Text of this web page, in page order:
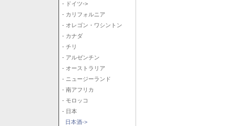
- ドイツ->
- カリフォルニア
- オレゴン・ワシントン
- カナダ
- チリ
- アルゼンチン
- オーストラリア
- ニュージーランド
- 南アフリカ
- モロッコ
- 日本
日本酒->